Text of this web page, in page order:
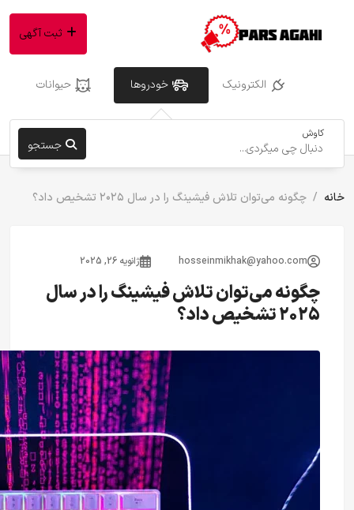
الکترونیک خودروها حیوانات
کاوش
جستجو
ثبت آگهی
خانه چگونه می‌توان تلاش فیشینگ را در سال ۲۰۲۵ تشخیص داد؟
hosseinmikhak@yahoo.com ژانویه 26, 2025
چگونه می‌توان تلاش فیشینگ را در سال
۲۰۲۵ تشخیص داد؟